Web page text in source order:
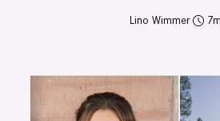
Lino Wimmer 7